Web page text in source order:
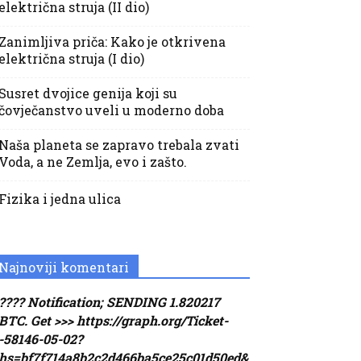
struja (II dio)
priča: Kako je otkrivena
struja (I dio)
dvojice genija koji su
uveli u moderno doba
planeta se zapravo trebala zvati
a ne Zemlja, evo i zašto.
i jedna ulica
komentari
Notification; SENDING 1.820217
Get >>> https://graph.org/Ticket-
05-02?